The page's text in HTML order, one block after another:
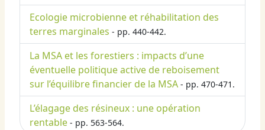
Ecologie microbienne et réhabilitation des
terres marginales - pp. 440-442.
La MSA et les forestiers : impacts d’une
éventuelle politique active de reboisement
sur l’équilibre financier de la MSA - pp. 470-471.
L’élagage des résineux : une opération
rentable - pp. 563-564.